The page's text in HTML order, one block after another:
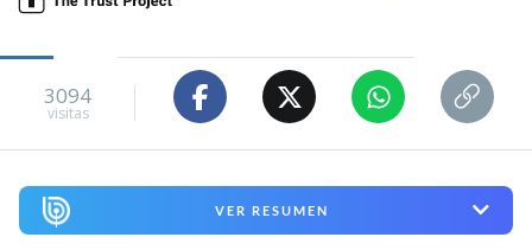
3094
visitas
VER RESUMEN